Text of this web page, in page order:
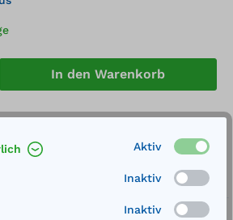
Gib den
In den Warenkorb
Aktiv
Inaktiv
Inaktiv